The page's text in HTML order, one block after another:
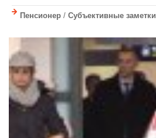
Пенсионер / Субъективные заметки